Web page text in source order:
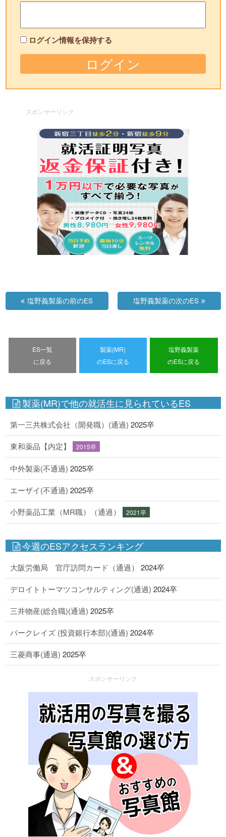
ログイン情報を保持する
スポンサーリンク
塩野義製薬の前のES 塩野義製薬の次のES
ES一覧
に戻る
製薬(MR)
のESに戻る
塩野義製薬
のESに戻る
製薬(MR)で他の就活生に見られているES
第一三共株式会社（開発職）(通過) 2025卒
東和薬品【内定】 2015卒
中外製薬(不通過) 2025卒
エーザイ(不通過) 2025卒
小野薬品工業（MR職）（通過） 2021卒
今週のESアクセスランキング
大阪労働局 官庁訪問カード（通過） 2024卒
デロイトトーマツコンサルティング(通過) 2024卒
三井物産(総合職)(通過) 2025卒
バークレイズ (投資銀行本部)(通過) 2024卒
三菱商事(通過) 2025卒
スポンサーリンク